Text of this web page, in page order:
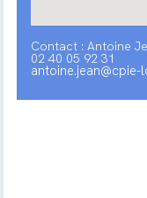
Contact : Antoine
02 40 05 92 31